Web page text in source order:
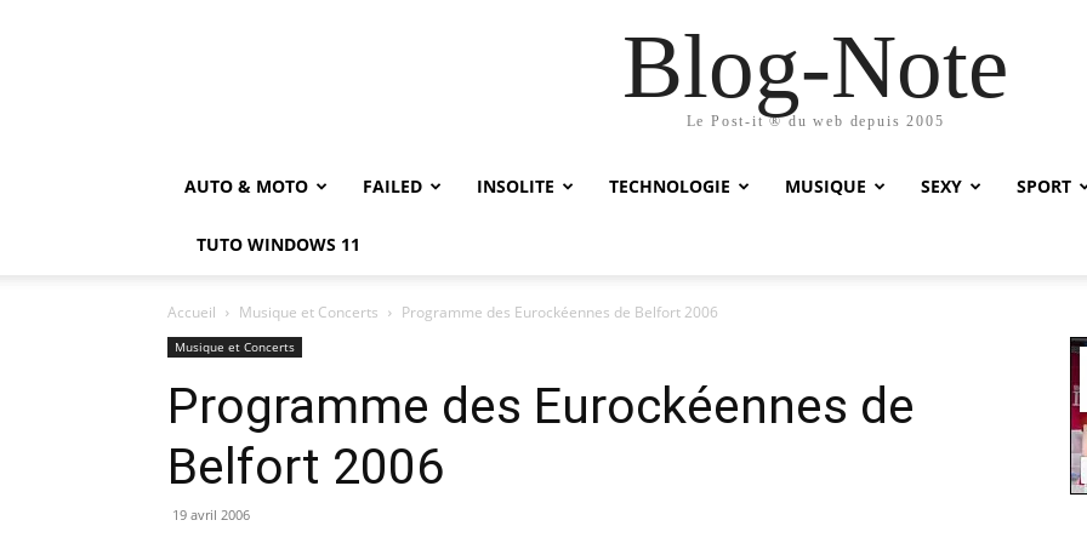
Blog-Note
Le Post-it ® du web depuis 2005
AUTO & MOTO FAILED INSOLITE TECHNOLOGIE MUSIQUE SEXY SPORT
TUTO WINDOWS 11
Accueil Musique et Concerts Programme des Eurockéennes de Belfort 2006
Musique et Concerts
Programme des Eurockéennes de
Belfort 2006
19 avril 2006